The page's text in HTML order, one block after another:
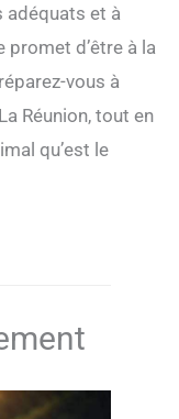
adéquats et à
d’être à la
vous à
Réunion, tout en
qu’est le